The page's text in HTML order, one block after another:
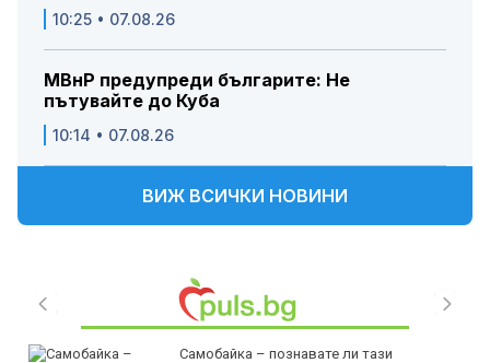
10:25 • 07.08.26
МВнР предупреди българите: Не
пътувайте до Куба
10:14 • 07.08.26
ВИЖ ВСИЧКИ НОВИНИ
Самобайка – познавате ли тази